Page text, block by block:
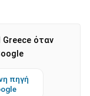
όταν
πηγή